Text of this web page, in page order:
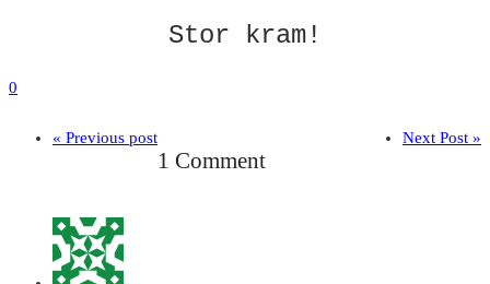
Stor kram!
0
« Previous post Next Post »
1 Comment